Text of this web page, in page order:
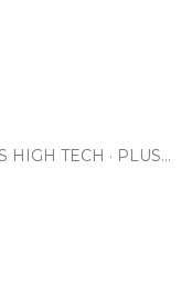
HIGH TECH PLUS…